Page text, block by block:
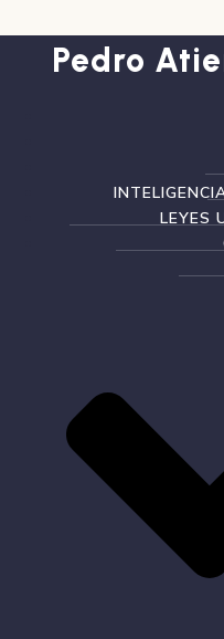
Pedro
LEYES